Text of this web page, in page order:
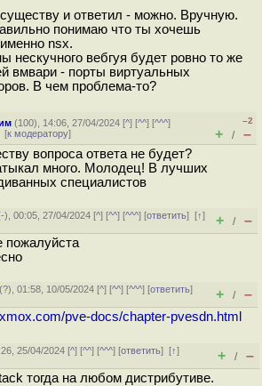
и ответил - можно. Вручную.
понимаю что ты хочешь
nsx.
нескучного вебгуя будет ровно то же
вмвари - порты виртуальных
В чем проблема-то?
(100), 14:06, 27/04/2024 [^] [^^] [^^^]
к модератору]
–2
+ / –
вопроса ответа не будет?
много. Молодец! В лучших
специалистов
-), 00:05, 27/04/2024 [^] [^^] [^^^] [ответить][↑]
+ / –
пожалуйста
(?), 01:58, 10/05/2024 [^] [^^] [^^^] [ответить]
+ / –
pve-docs/chapter-pvesdn.html
25/04/2024 [^] [^^] [^^^] [ответить][↑]
+ / –
тогда на любом дистрибутиве.